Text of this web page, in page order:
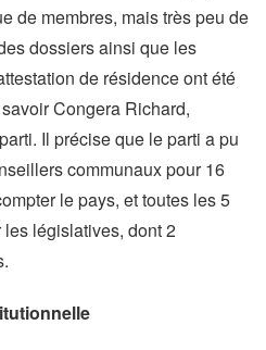
de membres, mais très peu de
dossiers ainsi que les
de résidence ont été
Congera Richard,
Il précise que le parti a pu
communaux pour 16
le pays, et toutes les 5
législatives, dont 2